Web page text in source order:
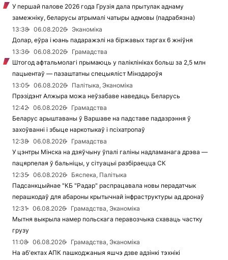
У першай палове 2026 года Грузія дала прытулак аднаму
замежніку, беларусы атрымалі чатыры адмовы (падрабязна)
13:38
06.08.2026
Эканоміка
Долар, еўра і юань падаражэлі на біржавых таргах 6 жніўня
13:36
06.08.2026
Грамадства
Штогод афтальмолагі прымаюць у паліклініках больш за 2,5 млн
пацыентаў — пазаштатны спецыяліст Мінздароўя
13:05
06.08.2026
Палітыка, Эканоміка
Прэзідэнт Алжыра можа неўзабаве наведаць Беларусь
12:42
06.08.2026
Грамадства
Беларус арыштаваны ў Варшаве на падставе падазрэння ў
захоўванні і збыце наркотыкаў і псіхатропаў
12:38
06.08.2026
Грамадства
У цэнтры Мінска на дзяўчыну ўпалі галіны надламанага дрэва —
пацярпелая ў бальніцы, у сітуацыі разбіраецца СК
12:35
06.08.2026
Бяспека, Палітыка
Падсанкцыйнае "КБ "Радар" распрацавала новы перадатчык
перашкодаў для абароны крытычнай інфраструктуры ад дронаў
12:31
06.08.2026
Грамадства, Эканоміка
Мытня выкрыла намер польскага перавозчыка схаваць частку
грузу
11:08
06.08.2026
Грамадства, Эканоміка
На аб'ектах АПК пашкоджаныя яшчэ дзве адзінкі тэхнікі